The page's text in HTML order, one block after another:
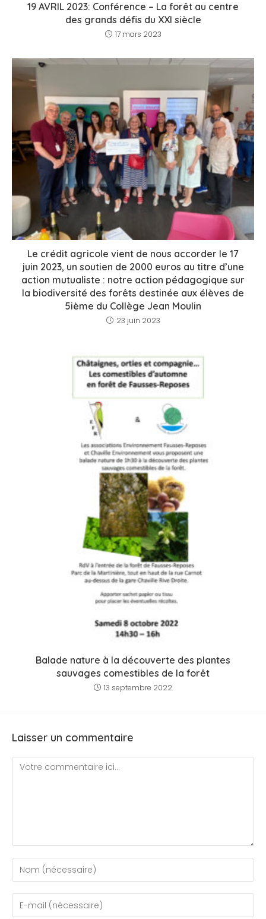
19 AVRIL 2023: Conférence – La forêt au centre
des grands défis du XXI siècle
17 mars 2023
Le crédit agricole vient de nous accorder le 17
juin 2023, un soutien de 2000 euros au titre d’une
action mutualiste : notre action pédagogique sur
la biodiversité des forêts destinée aux élèves de
5ième du Collège Jean Moulin
23 juin 2023
Balade nature à la découverte des plantes
sauvages comestibles de la forêt
13 septembre 2022
Laisser un commentaire